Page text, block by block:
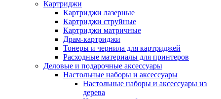
Картриджи
Картриджи лазерные
Картриджи струйные
Картриджи матричные
Драм-картриджи
Тонеры и чернила для картриджей
Расходные материалы для принтеров
Деловые и подарочные аксессуары
Настольные наборы и аксессуары
Настольные наборы и аксессуары из
дерева